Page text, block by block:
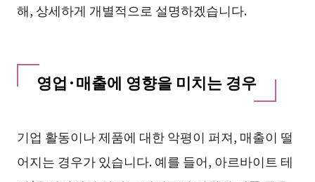
해, 상세하게 개별적으로 설명하겠습니다.
영업·매출에 영향을 미치는 경우
기업 활동이나 제품에 대한 악평이 퍼져, 매출이 떨
어지는 경우가 있습니다. 예를 들어, 아르바이트 테